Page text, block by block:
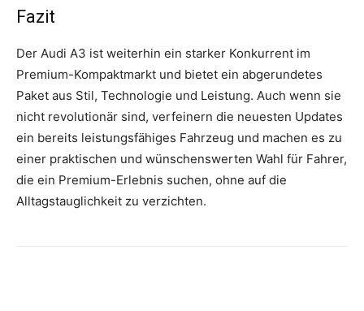
Fazit
Der Audi A3 ist weiterhin ein starker Konkurrent im
Premium-Kompaktmarkt und bietet ein abgerundetes
Paket aus Stil, Technologie und Leistung. Auch wenn sie
nicht revolutionär sind, verfeinern die neuesten Updates
ein bereits leistungsfähiges Fahrzeug und machen es zu
einer praktischen und wünschenswerten Wahl für Fahrer,
die ein Premium-Erlebnis suchen, ohne auf die
Alltagstauglichkeit zu verzichten.